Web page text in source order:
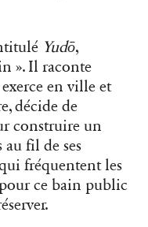
Yudō,
». Il raconte
en ville et
décide de
construire un
fil de ses
fréquentent les
ce bain public